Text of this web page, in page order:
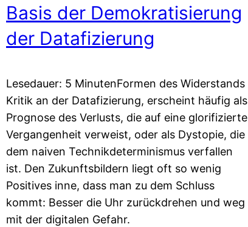
Basis der Demokratisierung
der Datafizierung
Lesedauer: 5 MinutenFormen des Widerstands
Kritik an der Datafizierung, erscheint häufig als
Prognose des Verlusts, die auf eine glorifizierte
Vergangenheit verweist, oder als Dystopie, die
dem naiven Technikdeterminismus verfallen
ist. Den Zukunftsbildern liegt oft so wenig
Positives inne, dass man zu dem Schluss
kommt: Besser die Uhr zurückdrehen und weg
mit der digitalen Gefahr.